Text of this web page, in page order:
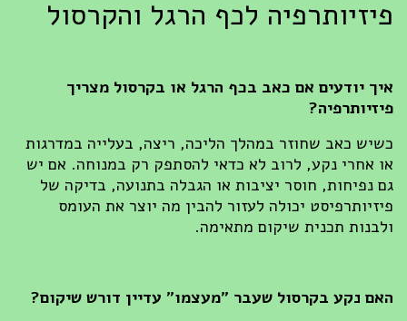
פיזיותרפיה לכף הרגל והקרסול
איך יודעים אם כאב בכף הרגל או בקרסול מצריך
פיזיותרפיה?
כשיש כאב שחוזר במהלך הליכה, ריצה, בעלייה במדרגות
או אחרי נקע, לרוב לא כדאי להסתפק רק במנוחה. אם יש
גם נפיחות, חוסר יציבות או הגבלה בתנועה, בדיקה של
פיזיותרפיסט יכולה לעזור להבין מה יוצר את העומס
ולבנות תכנית שיקום מתאימה.
האם נקע בקרסול שעבר "מעצמו" עדיין דורש שיקום?